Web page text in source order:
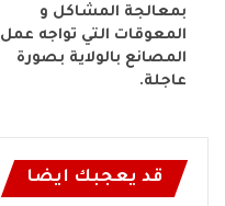
بمعالجة المشاكل و
المعوقات التي تواجه عمل
المصانع بالولاية بصورة
عاجلة.
قد يعجبك ايضا